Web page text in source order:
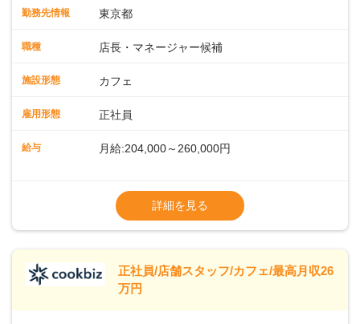
の抽出や各種ドリンクの作成お客様のご案内、レジ対応軽食
タートも安心 ◎サポート体制充実コーヒーの知識から接客マ
から40代まで幅広い年齢層が活躍しており、チームワークも
るので、スムーズに業務に馴染める環境です。「カフェの接
長として活躍を！接客業務になれたら、売上・シフト・在庫
一切無用♪一つひとつをしっかり伝えていきますので、無理の
ないペースで覚えていきましょう！さらにマネージャーへの
勤務先情報 東京都
職種 店長・マネージャー候補
施設形態 カフェ
雇用形態 正社員
給与 月給:204,000～260,000円
ます・東日本エリア：月給21万4000～27万
※経験・スキルを考慮の上、決定します。
※別途、残業代および各種手当あり
※試用期間なし
■店長職： ・西日本／月給26万7500円
詳細を見る
正社員/店舗スタッフ/カフェ/最高月収26
万円